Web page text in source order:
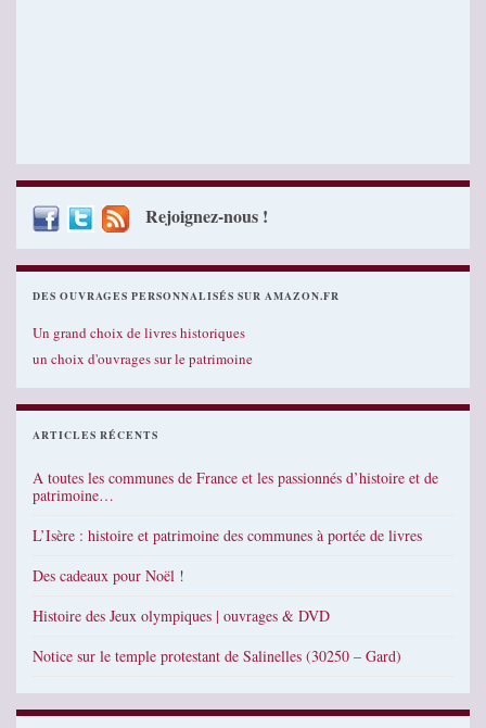
Rejoignez-nous !
DES OUVRAGES PERSONNALISÉS SUR AMAZON.FR
Un grand choix de livres historiques
un choix d'ouvrages sur le patrimoine
ARTICLES RÉCENTS
A toutes les communes de France et les passionnés d’histoire et de
patrimoine…
L’Isère : histoire et patrimoine des communes à portée de livres
Des cadeaux pour Noël !
Histoire des Jeux olympiques | ouvrages & DVD
Notice sur le temple protestant de Salinelles (30250 – Gard)